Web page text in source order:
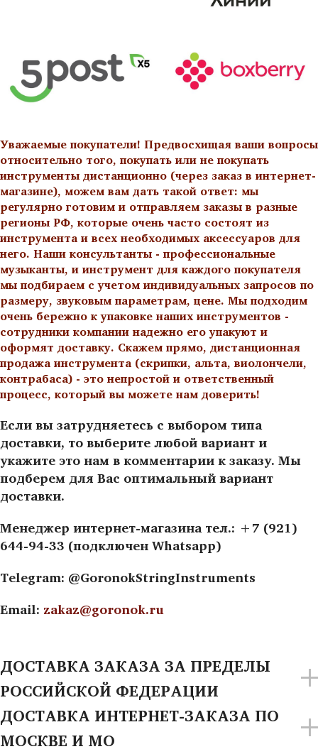
Уважаемые покупатели! Предвосхищая ваши вопросы
относительно того, покупать или не покупать
инструменты дистанционно (через заказ в интернет-
магазине), можем вам дать такой ответ: мы
регулярно готовим и отправляем заказы в разные
регионы РФ, которые очень часто состоят из
инструмента и всех необходимых аксессуаров для
него. Наши консультанты - профессиональные
музыканты, и инструмент для каждого покупателя
мы подбираем с учетом индивидуальных запросов по
размеру, звуковым параметрам, цене. Мы подходим
очень бережно к упаковке наших инструментов -
сотрудники компании надежно его упакуют и
оформят доставку. Скажем прямо, дистанционная
продажа инструмента (скрипки, альта, виолончели,
контрабаса) - это непростой и ответственный
процесс, который вы можете нам доверить!
Если вы затрудняетесь с выбором типа
доставки, то выберите любой вариант и
укажите это нам в комментарии к заказу. Мы
подберем для Вас оптимальный вариант
доставки.
Менеджер интернет-магазина тел.: +7 (921)
644-94-33 (подключен Whatsapp)
Telegram: @GoronokStringInstruments
Email: zakaz@goronok.ru
ДОСТАВКА ЗАКАЗА ЗА ПРЕДЕЛЫ
РОССИЙСКОЙ ФЕДЕРАЦИИ
ДОСТАВКА ИНТЕРНЕТ-ЗАКАЗА ПО
МОСКВЕ И МО